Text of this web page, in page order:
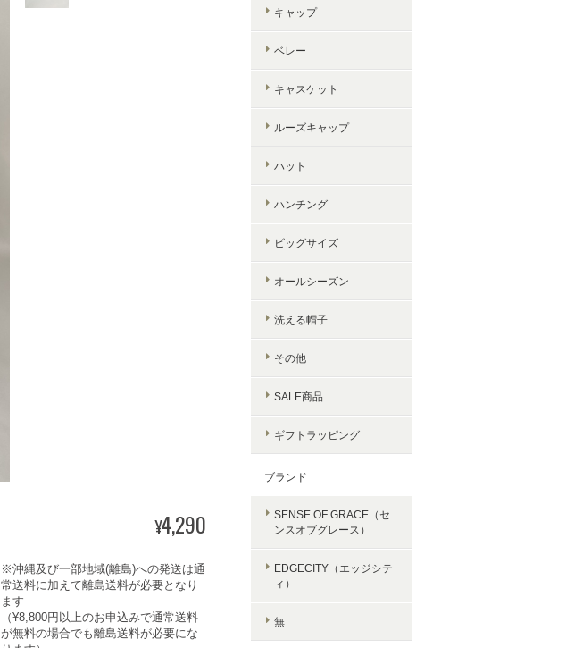
¥4,290
※沖縄及び一部地域(離島)への発送は通
常送料に加えて離島送料が必要となり
ます
（¥8,800円以上のお申込みで通常送料
が無料の場合でも離島送料が必要にな
キャップ
ベレー
キャスケット
ルーズキャップ
ハット
ハンチング
ビッグサイズ
オールシーズン
洗える帽子
その他
SALE商品
ギフトラッピング
ブランド
SENSE OF GRACE（セ
ンスオブグレース）
EDGECITY（エッジシテ
ィ）
無